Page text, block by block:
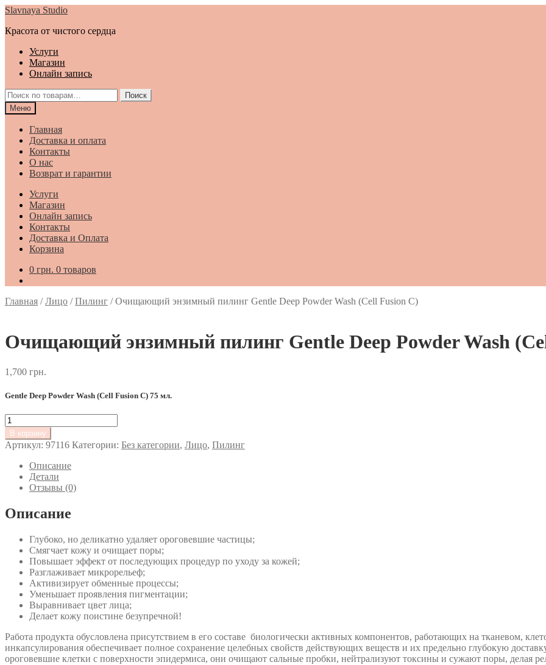
Перейти
навигации
Перейти
содержимому
Slavnaya Studio
Красота от чистого сердца
Услуги
Магазин
Онлайн запись
Искать:
Поиск
Меню
Главная
Доставка и оплата
Контакты
О нас
Возврат и гарантии
Услуги
Магазин
Онлайн запись
Контакты
Доставка и Оплата
Корзина
0 грн. 0 товаров
Главная /Лицо /Пилинг /Очищающий энзимный пилинг Gentle Deep Powder Wash (Cell Fusion C)
Очищающий энзимный пилинг Gentle Deep Powder Wash
1,700 грн.
Gentle Deep Powder Wash (Cell Fusion C) 75 мл.
Количество
товара
Очищающий
энзимный
пилинг
Gentle
Deep
Powder
Wash
(Cell
В корзину
Артикул: 97116 Категории: Без категории, Лицо, Пилинг
Описание
Детали
Отзывы (0)
Описание
Глубоко, но деликатно удаляет ороговевшие частицы;
Смягчает кожу и очищает поры;
Повышает эффект от последующих процедур по уходу за кожей;
Разглаживает микрорельеф;
Активизирует обменные процессы;
Уменьшает проявления пигментации;
Выравнивает цвет лица;
Делает кожу поистине безупречной!
Работа продукта обусловлена присутствием в его составе биологически активных компонентов, работающих на тканевом,
инкапсулирования обеспечивает полное сохранение целебных свойств действующих веществ и их предельно глубокую
ороговевшие клетки с поверхности эпидермиса, они очищают сальные пробки, нейтрализуют токсины и сужают поры, делая